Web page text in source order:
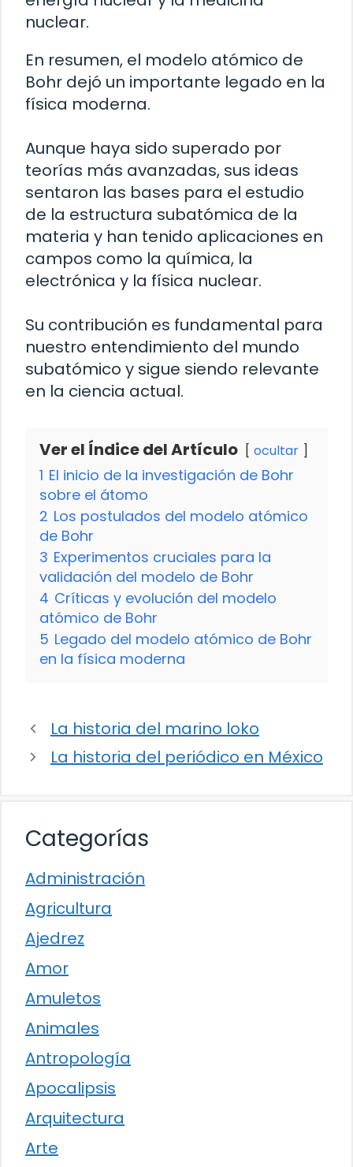
nuclear.
En resumen, el modelo atómico de
Bohr dejó un importante legado en la
física moderna.
Aunque haya sido superado por
teorías más avanzadas, sus ideas
sentaron las bases para el estudio
de la estructura subatómica de la
materia y han tenido aplicaciones en
campos como la química, la
electrónica y la física nuclear.
Su contribución es fundamental para
nuestro entendimiento del mundo
subatómico y sigue siendo relevante
en la ciencia actual.
Ver el Índice del Artículo ocultar
1 El inicio de la investigación de Bohr
sobre el átomo
2 Los postulados del modelo atómico
de Bohr
3 Experimentos cruciales para la
validación del modelo de Bohr
4 Críticas y evolución del modelo
atómico de Bohr
5 Legado del modelo atómico de Bohr
en la física moderna
La historia del marino loko
La historia del periódico en México
Categorías
Administración
Agricultura
Ajedrez
Amor
Amuletos
Animales
Antropología
Apocalipsis
Arquitectura
Arte